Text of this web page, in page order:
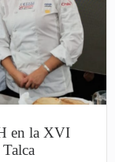
en la XVI